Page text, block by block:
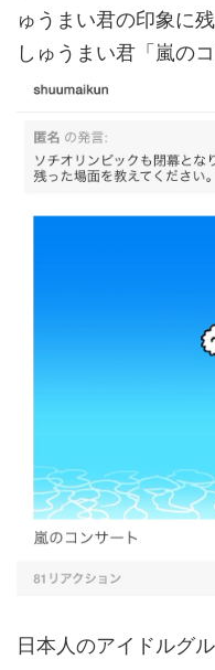
ゅうまい君の印象に
しゅうまい君「嵐の
日本人のアイドルグ